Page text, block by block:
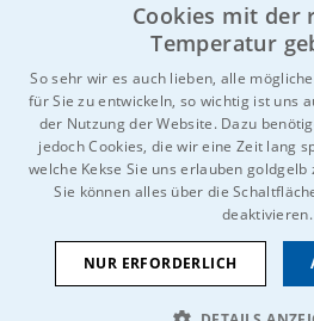
Kennen Sie jemanden,
Zögern Sie
© 2026 Alle Rechte vorbehalten
Cookies mit der
Temperatur
So sehr wir es auch lieben, alle
für Sie zu entwickeln, so wichtig ist uns
der Nutzung der Website. Dazu
jedoch Cookies, die wir eine Zeit lang
welche Kekse Sie uns erlauben
Sie können alles über die
deaktivieren.
NUR ERFORDERLICH